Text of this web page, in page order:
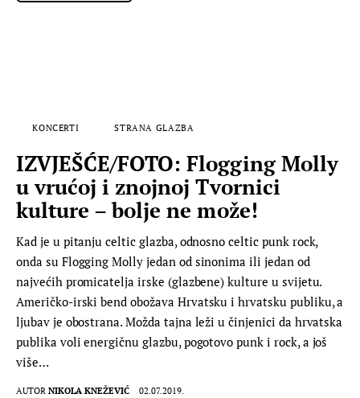
KONCERTI STRANA GLAZBA
IZVJEŠĆE/FOTO: Flogging Molly
u vrućoj i znojnoj Tvornici
kulture – bolje ne može!
Kad je u pitanju celtic glazba, odnosno celtic punk rock,
onda su Flogging Molly jedan od sinonima ili jedan od
najvećih promicatelja irske (glazbene) kulture u svijetu.
Američko-irski bend obožava Hrvatsku i hrvatsku publiku, a
ljubav je obostrana. Možda tajna leži u činjenici da hrvatska
publika voli energičnu glazbu, pogotovo punk i rock, a još
više…
AUTOR NIKOLA KNEŽEVIĆ 02.07.2019.